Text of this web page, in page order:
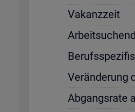
Va­kanz­zeit
Ver­än­de­rung
Ab­gangs­ra­te